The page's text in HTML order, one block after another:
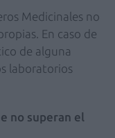
Medicinales no
En caso de
de alguna
laboratorios
no superan el